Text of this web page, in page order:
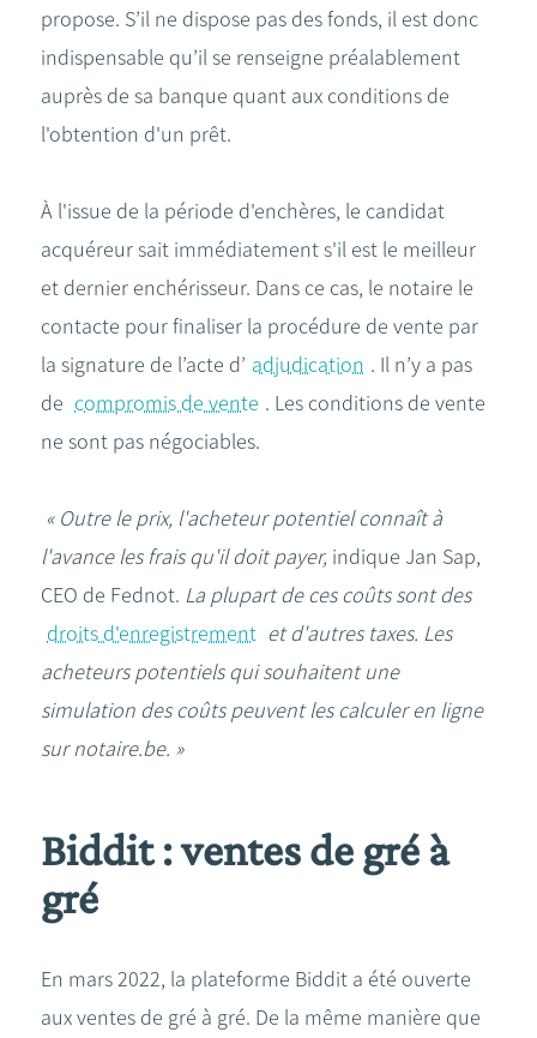
propose. S’il ne dispose pas des fonds, il est donc
indispensable qu’il se renseigne préalablement
auprès de sa banque quant aux conditions de
l'obtention d'un prêt.
À l'issue de la période d'enchères, le candidat
acquéreur sait immédiatement s'il est le meilleur
et dernier enchérisseur. Dans ce cas, le notaire le
contacte pour finaliser la procédure de vente par
la signature de l’acte d’ adjudication . Il n’y a pas
de compromis de vente . Les conditions de vente
ne sont pas négociables.
« Outre le prix, l'acheteur potentiel connaît à
l'avance les frais qu'il doit payer, indique Jan Sap,
CEO de Fednot. La plupart de ces coûts sont des
droits d'enregistrement et d'autres taxes. Les
acheteurs potentiels qui souhaitent une
simulation des coûts peuvent les calculer en ligne
sur notaire.be. »
Biddit : ventes de gré à
gré
En mars 2022, la plateforme Biddit a été ouverte
aux ventes de gré à gré. De la même manière que